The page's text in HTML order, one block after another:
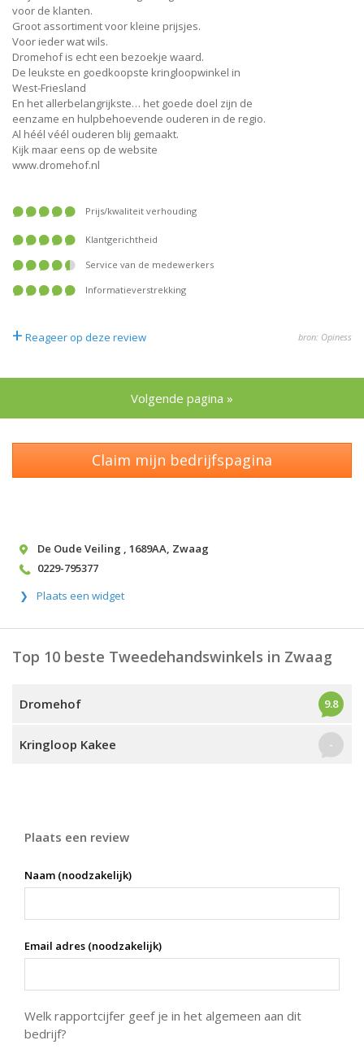
voor de klanten.
Groot assortiment voor kleine prijsjes.
Voor ieder wat wils.
Dromehof is echt een bezoekje waard.
De leukste en goedkoopste kringloopwinkel in
West-Friesland
En het allerbelangrijkste… het goede doel zijn de
eenzame en hulpbehoevende ouderen in de regio.
Al héél véél ouderen blij gemaakt.
Kijk maar eens op de website
www.dromehof.nl
prijs/kwaliteit verhouding
klantgerichtheid
service van de medewerkers
informatieverstrekking
+ Reageer op deze review bron: Opiness
Volgende pagina »
Claim mijn bedrijfspagina
De Oude Veiling , 1689AA, Zwaag
0229-795377
Plaats een widget
Top 10 beste Tweedehandswinkels in Zwaag
Dromehof 9.8
Kringloop Kakee -
Plaats een review
Naam (noodzakelijk)
Email adres (noodzakelijk)
Welk rapportcijfer geef je in het algemeen aan dit
bedrijf?